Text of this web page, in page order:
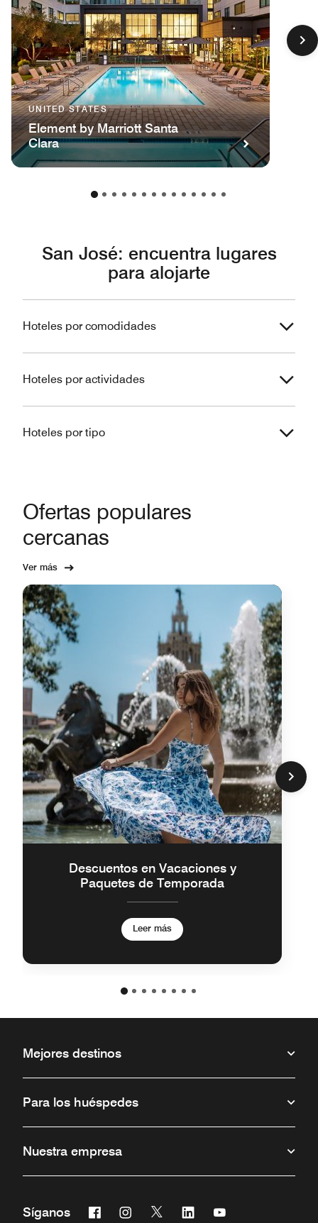
UNITED STATES
Element by Marriott Santa
Clara
San José: encuentra lugares
para alojarte
Hoteles por comodidades
Hoteles por actividades
Hoteles por tipo
Ofertas populares
cercanas
Ver más
Descuentos en Vacaciones y
Paquetes de Temporada
Leer más
Mejores destinos
Para los huéspedes
Nuestra empresa
Síganos Facebook
Abre una ventana nueva
Instagram
Abre una ventana nueva
Twitter
Abre una ventana nueva
Linkedin
Abre una ventana nueva
Abre una ventana